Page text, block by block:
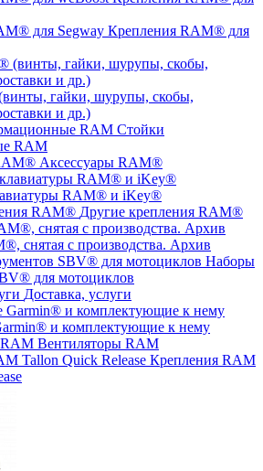
Крепления RAM® для
гайки, шурупы, скобы,
и др.)
Стойки
RAM
Аксессуары RAM®
RAM® и iKey®
Другие крепления RAM®
снятая с производства. Архив
Наборы
для мотоциклов
Доставка, услуги
и комплектующие к нему
Вентиляторы RAM
Крепления RAM